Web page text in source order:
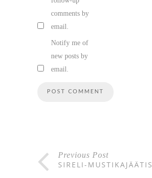
comments by
email.
Notify me of
new posts by
email.
Previous Post
SIRELI-MUSTIKAJÄÄTIS